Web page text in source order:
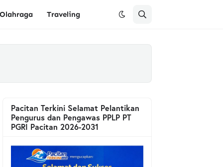
Olahraga Traveling
Pacitan Terkini Selamat Pelantikan
Pengurus dan Pengawas PPLP PT
PGRI Pacitan 2026-2031